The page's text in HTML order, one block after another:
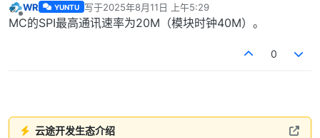
离线
WR YUNTU 写于2025年8月11日 上午5:29
最后由 编辑
MC的SPI最高通讯速率为20M（模块时钟40M）。
0
云途开发生态介绍